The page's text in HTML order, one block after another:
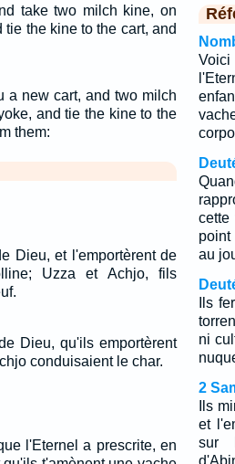
take two milch kine, on
the kine to the cart, and
a new cart, and two milch
and tie the kine to the
them:
Dieu, et l'emportèrent de
Uzza et Achjo, fils
Dieu, qu'ils emportèrent
conduisaient le char.
l'Eternel a prescrite, en
cette
au
Ils
ni
2
Ils
et
sur